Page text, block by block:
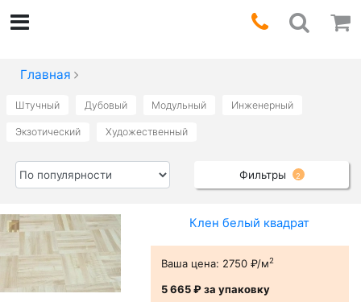
Главная
Штучный Дубовый Модульный Инженерный
Экзотический Художественный
Фильтры 2
Клен белый квадрат
Ваша цена: 2750 ₽/м2
5 665 ₽за упаковку